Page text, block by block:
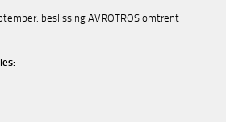
beslissing AVROTROS omtrent